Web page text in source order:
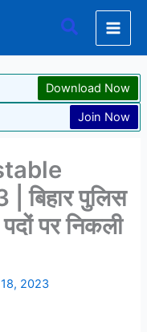
Search
Download Now
Join Now
पुलिस
पर निकली
2023